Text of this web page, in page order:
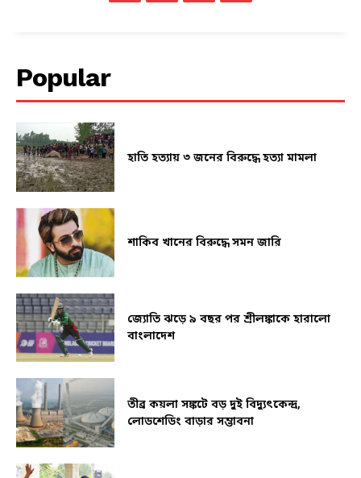
Popular
হাতি হত্যায় ৩ জনের বিরুদ্ধে হত্যা মামলা
শাকিব খানের বিরুদ্ধে সমন জারি
জ্যোতি ঝড়ে ৯ বছর পর শ্রীলঙ্কাকে হারালো
বাংলাদেশ
তীব্র কয়লা সঙ্কটে বড় দুই বিদ্যুৎকেন্দ্র,
লোডশেডিং বাড়ার সম্ভাবনা